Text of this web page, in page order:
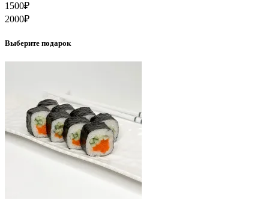
1500₽
2000₽
Выберите подарок